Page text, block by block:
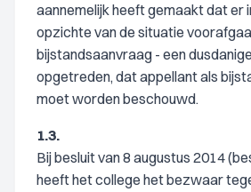
aannemelijk heeft gemaakt dat er
opzichte van de situatie
bijstandsaanvraag - een
opgetreden, dat appellant als
moet worden beschouwd.
1.3.
Bij besluit van 8 augustus 2014
heeft het college het bezwaar